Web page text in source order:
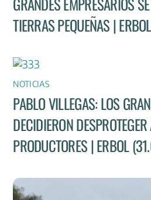
TIERRAS PEQUEÑAS |
NOTICIAS
PABLO VILLEGAS: LOS
DECIDIERON
PRODUCTORES | ERBOL